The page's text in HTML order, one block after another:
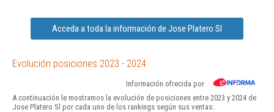
Acceda a toda la información de Jose Platero Sl
Evolución posiciones 2023 - 2024
Información ofrecida por
A continuación le mostramos la evolución de posiciones entre 2023 y 2024 de
Jose Platero Sl por cada uno de los rankings según sus ventas: